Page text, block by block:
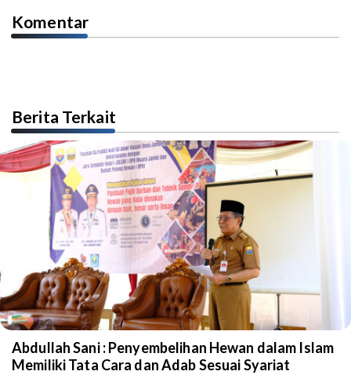
Komentar
Berita Terkait
Abdullah Sani : Penyembelihan Hewan dalam Islam
Memiliki Tata Cara dan Adab Sesuai Syariat